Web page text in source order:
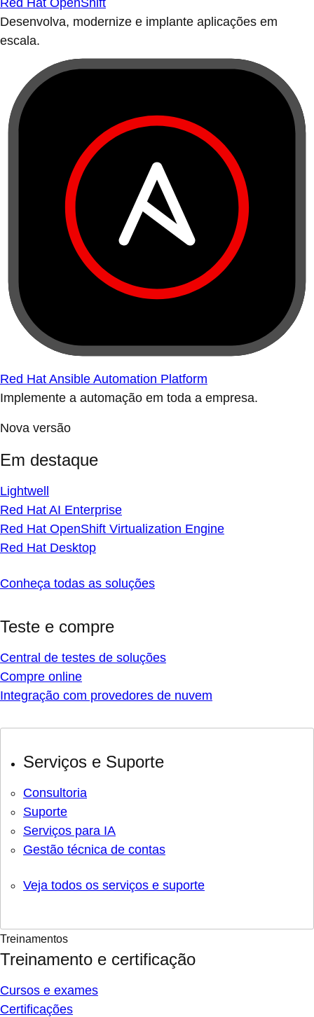
Red Hat OpenShift
Desenvolva, modernize e implante aplicações em
escala.
Red Hat Ansible Automation Platform
Implemente a automação em toda a empresa.
Nova versão
Em destaque
Lightwell
Red Hat AI Enterprise
Red Hat OpenShift Virtualization Engine
Red Hat Desktop
Conheça todas as soluções
Teste e compre
Central de testes de soluções
Compre online
Integração com provedores de nuvem
Serviços e Suporte
Consultoria
Suporte
Serviços para IA
Gestão técnica de contas
Veja todos os serviços e suporte
Treinamentos
Treinamento e certificação
Cursos e exames
Certificações